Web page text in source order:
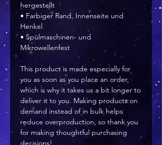
hergestellt
• Farbiger Rand, Innenseite und
Henkel
• Spülmaschinen- und
Mikrowellenfest
This product is made especially for
you as soon as you place an order,
which is why it takes us a bit longer to
deliver it to you. Making products on
demand instead of in bulk helps
reduce overproduction, so thank you
for making thoughtful purchasing
decisions!